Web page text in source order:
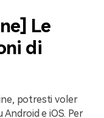
Le
di
potresti voler
Android e iOS. Per